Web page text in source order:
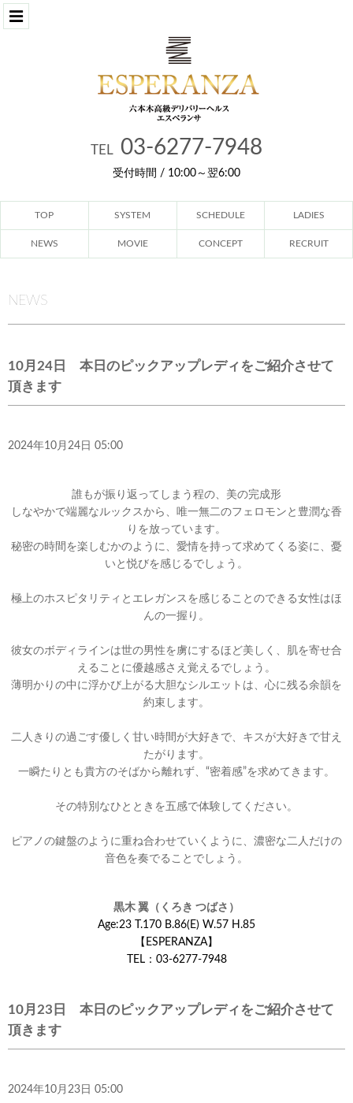
TEL 03-6277-7948
受付時間 / 10:00～翌6:00
TOP SYSTEM SCHEDULE LADIES
NEWS MOVIE CONCEPT RECRUIT
NEWS
10月24日 本日のピックアップレディをご紹介させて
頂きます
2024年10月24日 05:00
誰もが振り返ってしまう程の、美の完成形
しなやかで端麗なルックスから、唯一無二のフェロモンと豊潤な香
りを放っています。
秘密の時間を楽しむかのように、愛情を持って求めてくる姿に、憂
いと悦びを感じるでしょう。
極上のホスピタリティとエレガンスを感じることのできる女性はほ
んの一握り。
彼女のボディラインは世の男性を虜にするほど美しく、肌を寄せ合
えることに優越感さえ覚えるでしょう。
薄明かりの中に浮かび上がる大胆なシルエットは、心に残る余韻を
約束します。
二人きりの過ごす優しく甘い時間が大好きで、キスが大好きで甘え
たがります。
一瞬たりとも貴方のそばから離れず、“密着感”を求めてきます。
その特別なひとときを五感で体験してください。
ピアノの鍵盤のように重ね合わせていくように、濃密な二人だけの
音色を奏でることでしょう。
黒木 翼（くろき つばさ）
Age:23 T.170 B.86(E) W.57 H.85
【ESPERANZA】
TEL：03‐6277‐7948
10月23日 本日のピックアップレディをご紹介させて
頂きます
2024年10月23日 05:00